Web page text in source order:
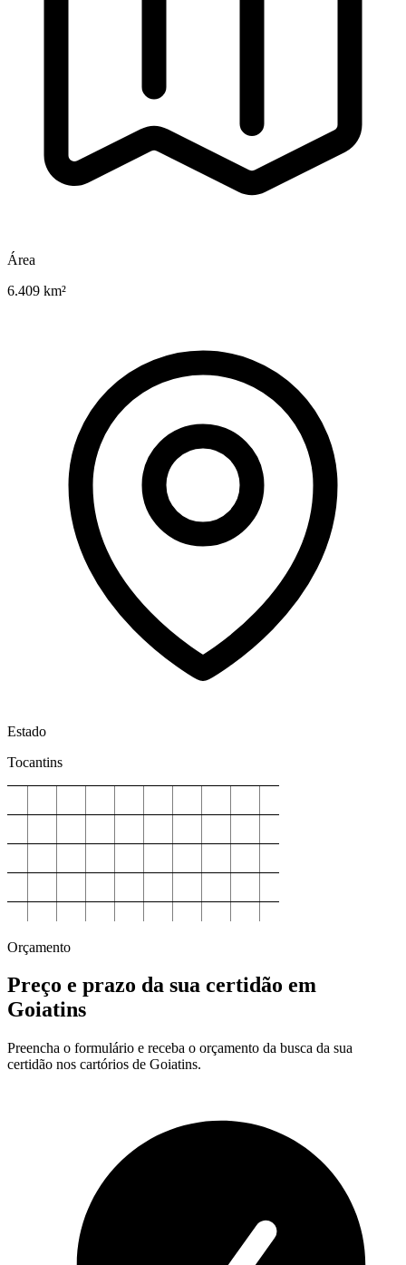
Área
6.409 km²
Estado
Tocantins
Orçamento
Preço e prazo da sua certidão em
Goiatins
Preencha o formulário e receba o orçamento da busca da sua
certidão nos cartórios de Goiatins.